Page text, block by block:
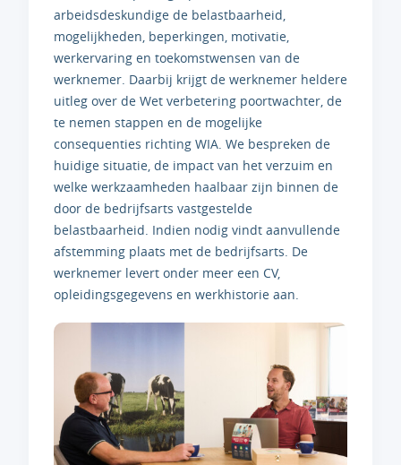
arbeidsdeskundige de belastbaarheid,
mogelijkheden, beperkingen, motivatie,
werkervaring en toekomstwensen van de
werknemer. Daarbij krijgt de werknemer heldere
uitleg over de Wet verbetering poortwachter, de
te nemen stappen en de mogelijke
consequenties richting WIA. We bespreken de
huidige situatie, de impact van het verzuim en
welke werkzaamheden haalbaar zijn binnen de
door de bedrijfsarts vastgestelde
belastbaarheid. Indien nodig vindt aanvullende
afstemming plaats met de bedrijfsarts. De
werknemer levert onder meer een CV,
opleidingsgegevens en werkhistorie aan.